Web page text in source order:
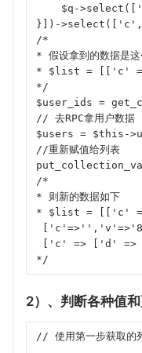
$q-
}])-
/*
* 假设拿到的数据是这
* $list = [['c'
*/
$user_ids =
// 去RPC拿用户数据
$users = $this-
//重新赋值给列表
/*
* 则新的数据如下
* $list = [['c'
['c' => ['d' =>
*/
2）、判断各种值
// 使用第一步获取的